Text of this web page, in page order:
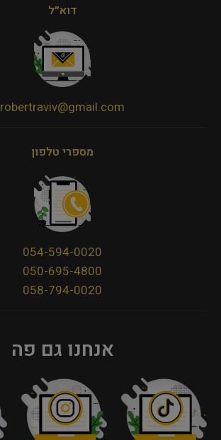
דוא״ל
robertraviv@gmail.com
מספרי טלפון
054-594-0020
050-695-4800
058-794-0020
אנחנו גם פה